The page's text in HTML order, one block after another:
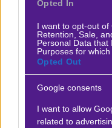
Opted In
I want to opt-out of
Retention, Sale,
Personal Data that
Purposes for which
Opted Out
Google consents
I want to allow
related to
Η Μαρκό διανύει
πρόσφατη νίκη
τη θέση της στην
της Super League
Παπαδόπουλου
αποφασιστικότητα,
και διατηρώντας